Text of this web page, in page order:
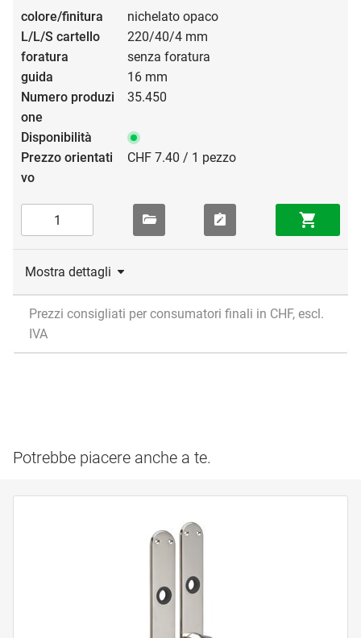
nichelato opaco
220/40/4 mm
senza foratura
16 mm
35.450
CHF 7.40 / 1 pezzo
Mostra dettagli
Prezzi consigliati per consumatori finali in CHF, escl.
IVA
Potrebbe piacere anche a te.